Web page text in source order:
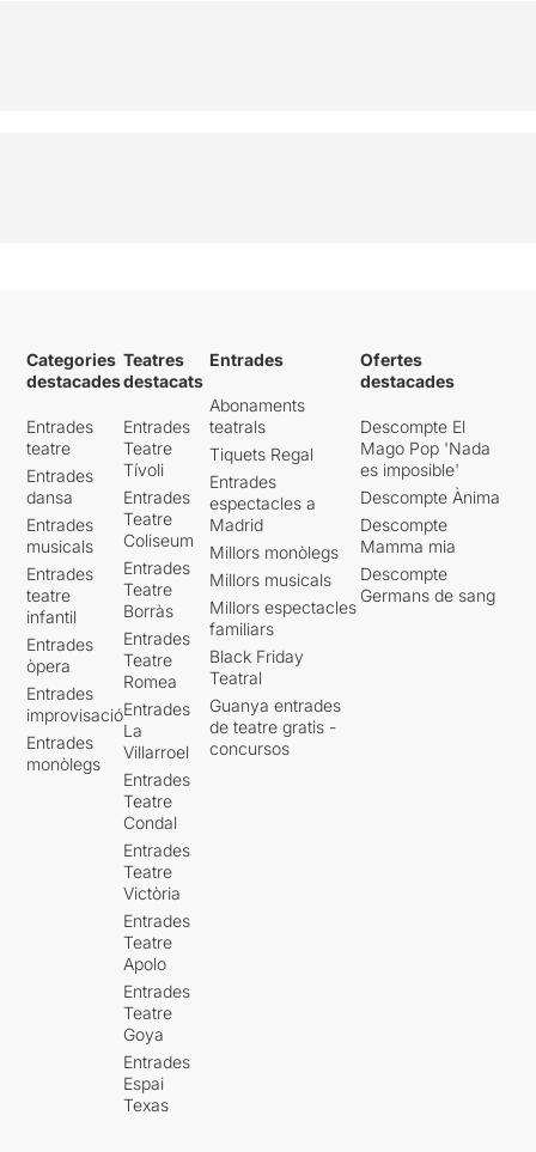
Categories
destacades
Entrades
teatre
Entrades
dansa
Entrades
musicals
Entrades
teatre
infantil
Entrades
òpera
Entrades
improvisació
Entrades
monòlegs
Teatres
destacats
Entrades
Teatre
Tívoli
Entrades
Teatre
Coliseum
Entrades
Teatre
Borràs
Entrades
Teatre
Romea
Entrades
La
Villarroel
Entrades
Teatre
Condal
Entrades
Teatre
Victòria
Entrades
Teatre
Apolo
Entrades
Teatre
Goya
Entrades
Espai
Texas
Entrades
Abonaments
teatrals
Tiquets Regal
Entrades
espectacles a
Madrid
Millors monòlegs
Millors musicals
Millors espectacles
familiars
Black Friday
Teatral
Guanya entrades
de teatre gratis -
concursos
Ofertes
destacades
Descompte El
Mago Pop 'Nada
es imposible'
Descompte Ànima
Descompte
Mamma mia
Descompte
Germans de sang